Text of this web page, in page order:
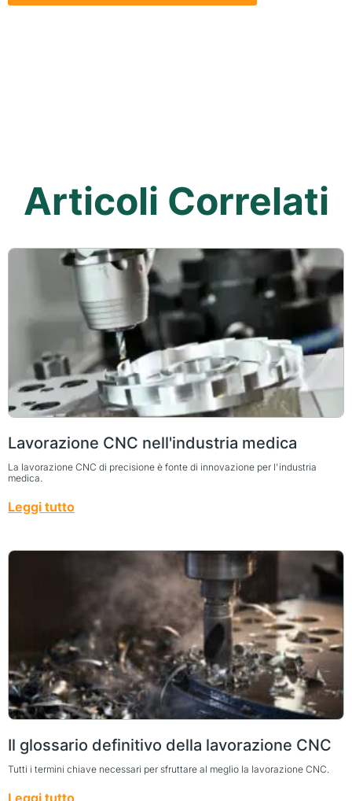
Articoli Correlati
Lavorazione CNC nell'industria medica
La lavorazione CNC di precisione è fonte di innovazione per l'industria
medica.
Leggi tutto
Il glossario definitivo della lavorazione CNC
Tutti i termini chiave necessari per sfruttare al meglio la lavorazione CNC.